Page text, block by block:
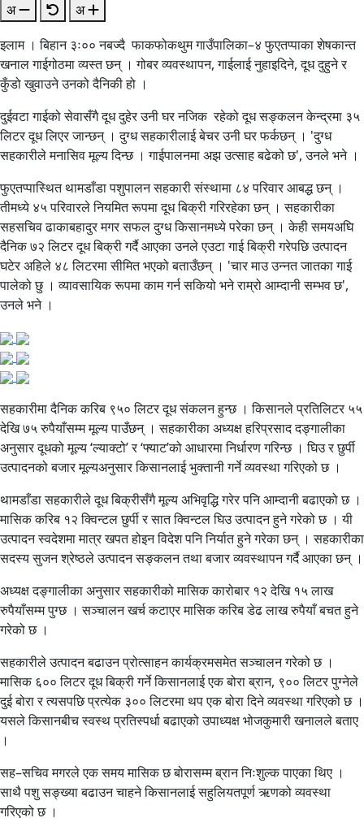
अ
अ
इलाम । बिहान ३ः०० नबज्दै फाकफोकथुम गाउँपालिका–४ फुएतप्पाका शेषकान्त
खनाल गाईगोठमा व्यस्त छन् । गोबर व्यवस्थापन, गाईलाई नुहाइदिने, दूध दुहुने र
कुँडो खुवाउने उनको दैनिकी हो ।
दुईवटा गाईको सेवासँगै दूध दुहेर उनी घर नजिक रहेको दूध सङ्कलन केन्द्रमा ३५
लिटर दूध लिएर जान्छन् । दुग्ध सहकारीलाई बेचर उनी घर फर्कछन् । 'दुग्ध
सहकारीले मनासिव मूल्य दिन्छ । गाईपालनमा अझ उत्साह बढेको छ', उनले भने ।
फुएतप्पास्थित थामडाँडा पशुपालन सहकारी संस्थामा ८४ परिवार आबद्ध छन् ।
तीमध्ये ४५ परिवारले नियमित रूपमा दूध बिक्री गरिरहेका छन् । सहकारीका
सहसचिव ढाकाबहादुर मगर सफल दुग्ध किसानमध्ये परेका छन् । केही समयअघि
दैनिक ७२ लिटर दूध बिक्री गर्दै आएका उनले एउटा गाई बिक्री गरेपछि उत्पादन
घटेर अहिले ४८ लिटरमा सीमित भएको बताउँछन् । 'चार माउ उन्नत जातका गाई
पालेको छु । व्यावसायिक रूपमा काम गर्न सकियो भने राम्रो आम्दानी सम्भव छ',
उनले भने ।
सहकारीमा दैनिक करिब ९५० लिटर दूध संकलन हुन्छ । किसानले प्रतिलिटर ५५
देखि ७५ रुपैयाँसम्म मूल्य पाउँछन् । सहकारीका अध्यक्ष हरिप्रसाद दङ्गालीका
अनुसार दूधको मूल्य ‘ल्याक्टो’ र ‘फ्याट’को आधारमा निर्धारण गरिन्छ । घिउ र छुर्पी
उत्पादनको बजार मूल्यअनुसार किसानलाई भुक्तानी गर्ने व्यवस्था गरिएको छ ।
थामडाँडा सहकारीले दूध बिक्रीसँगै मूल्य अभिवृद्धि गरेर पनि आम्दानी बढाएको छ ।
मासिक करिब १२ क्विन्टल छुर्पी र सात क्विन्टल घिउ उत्पादन हुने गरेको छ । यी
उत्पादन स्वदेशमा मात्र खपत होइन विदेश पनि निर्यात हुने गरेका छन् । सहकारीका
सदस्य सुजन श्रेष्ठले उत्पादन सङ्कलन तथा बजार व्यवस्थापन गर्दै आएका छन् ।
अध्यक्ष दङ्गालीका अनुसार सहकारीको मासिक कारोबार १२ देखि १५ लाख
रुपैयाँसम्म पुग्छ । सञ्चालन खर्च कटाएर मासिक करिब डेढ लाख रुपैयाँ बचत हुने
गरेको छ ।
सहकारीले उत्पादन बढाउन प्रोत्साहन कार्यक्रमसमेत सञ्चालन गरेको छ ।
मासिक ६०० लिटर दूध बिक्री गर्ने किसानलाई एक बोरा ब्रान, ९०० लिटर पुग्नेले
दुई बोरा र त्यसपछि प्रत्येक ३०० लिटरमा थप एक बोरा दिने व्यवस्था गरिएको छ ।
यसले किसानबीच स्वस्थ प्रतिस्पर्धा बढाएको उपाध्यक्ष भोजकुमारी खनालले बताए
।
सह–सचिव मगरले एक समय मासिक छ बोरासम्म ब्रान निःशुल्क पाएका थिए ।
साथै पशु सङ्ख्या बढाउन चाहने किसानलाई सहुलियतपूर्ण ऋणको व्यवस्था
गरिएको छ ।